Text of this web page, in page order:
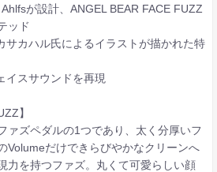
が設計、ANGEL BEAR FACE FUZZ
ッド
サカハル氏によるイラストが描かれた特
イスサウンドを再現
】
ァズペダルの1つであり、太く分厚いフ
Volumeだけできらびやかなクリーンへ
力を持つファズ。丸くて可愛らしい顔